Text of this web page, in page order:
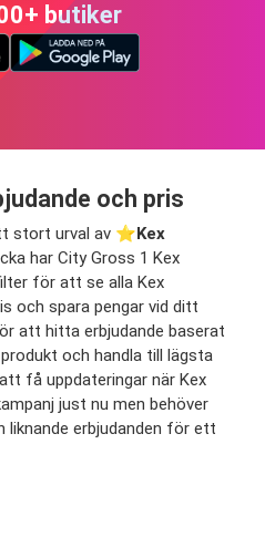
butiker
och pris
stort urval av ⭐️Kex
har City Gross 1 Kex
för att se alla Kex
och spara pengar vid ditt
att hitta erbjudande baserat
och handla till lägsta
få uppdateringar när Kex
just nu men behöver
liknande erbjudanden för ett